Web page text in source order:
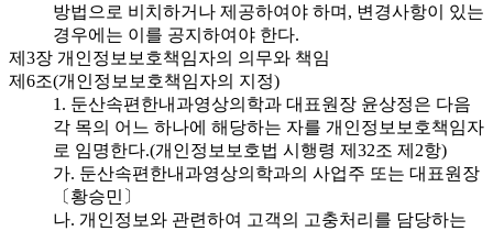
방법으로 비치하거나 제공하여야 하며, 변경사항이 있는
경우에는 이를 공지하여야 한다.
제3장 개인정보보호책임자의 의무와 책임
제6조(개인정보보호책임자의 지정)
1. 둔산속편한내과영상의학과 대표원장 윤상정은 다음
각 목의 어느 하나에 해당하는 자를 개인정보보호책임자
로 임명한다.(개인정보보호법 시행령 제32조 제2항)
가. 둔산속편한내과영상의학과의 사업주 또는 대표원장
〔황승민〕
나. 개인정보와 관련하여 고객의 고충처리를 담당하는